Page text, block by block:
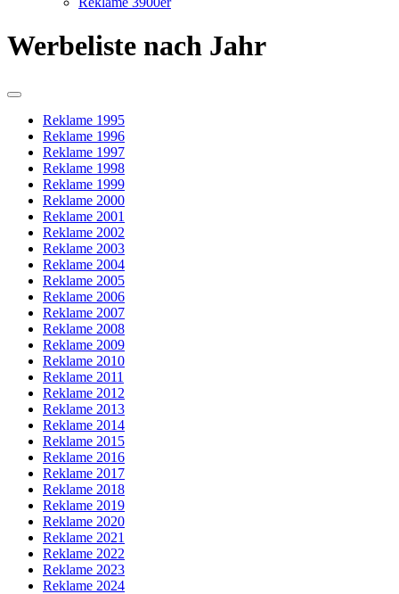
Werbeliste nach Jahr
Reklame 1995
Reklame 1996
Reklame 1997
Reklame 1998
Reklame 1999
Reklame 2000
Reklame 2001
Reklame 2002
Reklame 2003
Reklame 2004
Reklame 2005
Reklame 2006
Reklame 2007
Reklame 2008
Reklame 2009
Reklame 2010
Reklame 2011
Reklame 2012
Reklame 2013
Reklame 2014
Reklame 2015
Reklame 2016
Reklame 2017
Reklame 2018
Reklame 2019
Reklame 2020
Reklame 2021
Reklame 2022
Reklame 2023
Reklame 2024